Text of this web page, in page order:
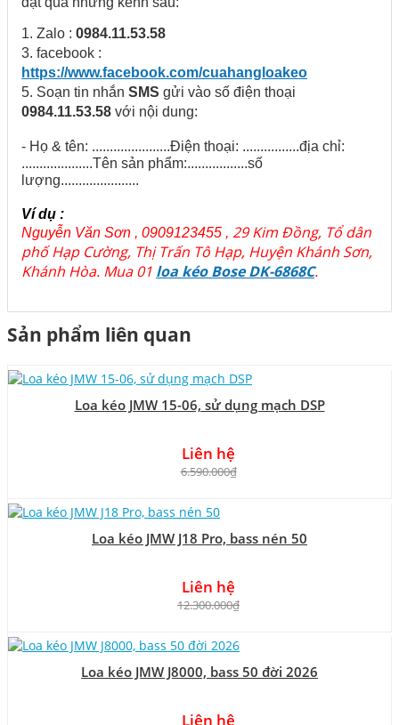
1. Zalo : 0984.11.53.58
3. facebook :
https://www.facebook.com/cuahangloakeo
5. Soạn tin nhắn SMS gửi vào số điện thoại
0984.11.53.58 với nội dung:
- Họ & tên: ......................Điện thoại: ................địa chỉ:
....................Tên sản phẩm:.................số
lượng......................
Ví dụ :
Nguyễn Văn Sơn , 0909123455 , 29 Kim Đồng, Tổ dân
phố Hạp Cường, Thị Trấn Tô Hạp, Huyện Khánh Sơn,
Khánh Hòa. Mua 01 loa kéo Bose DK-6868C.
Sản phẩm liên quan
Loa kéo JMW 15-06, sử dụng mạch DSP
Liên hệ
6.590.000₫
Loa kéo JMW J18 Pro, bass nén 50
Liên hệ
12.300.000₫
Loa kéo JMW J8000, bass 50 đời 2026
Liên hệ